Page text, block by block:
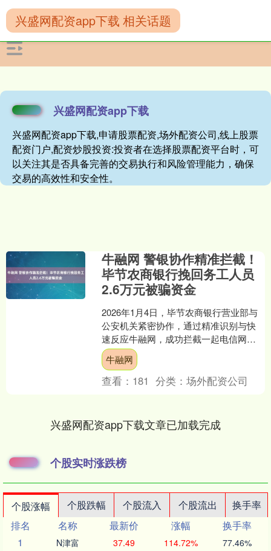
兴盛网配资app下载
兴盛网配资app下载,申请股票配资,场外配资公司,线上股票
配资门户,配资炒股投资:投资者在选择股票配资平台时，可
以关注其是否具备完善的交易执行和风险管理能力，确保
交易的高效性和安全性。
兴盛网配资app下载 相关话题
牛融网 警银协作精准拦截！
毕节农商银行挽回务工人员
2.6万元被骗资金
2026年1月4日，毕节农商银行营业部与
公安机关紧密协作，通过精准识别与快
速反应牛融网，成功拦截一起电信网络
诈骗涉案资金，为一名外出务工人员挽
回经济损失2.6万....
牛融网
查看： 181 分类：场外配资公司
兴盛网配资app下载文章已加载完成
个股实时涨跌榜
个股涨幅 个股跌幅 个股流入 个股流出
换手率
排名
名称 最新价 涨幅
换手率
1
N津富 37.49 114.72% 77.46%